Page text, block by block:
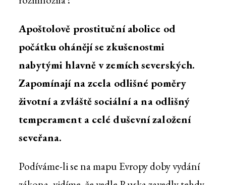
Apoštolově prostituční abolice od
počátku ohánějí se zkušenostmi
nabytými hlavně v zemích severských.
Zapomínají na zcela odlišné poměry
životní a zvláště sociální a na odlišný
temperament a celé duševní založení
seveřana.
Podíváme-li se na mapu Evropy doby vydání